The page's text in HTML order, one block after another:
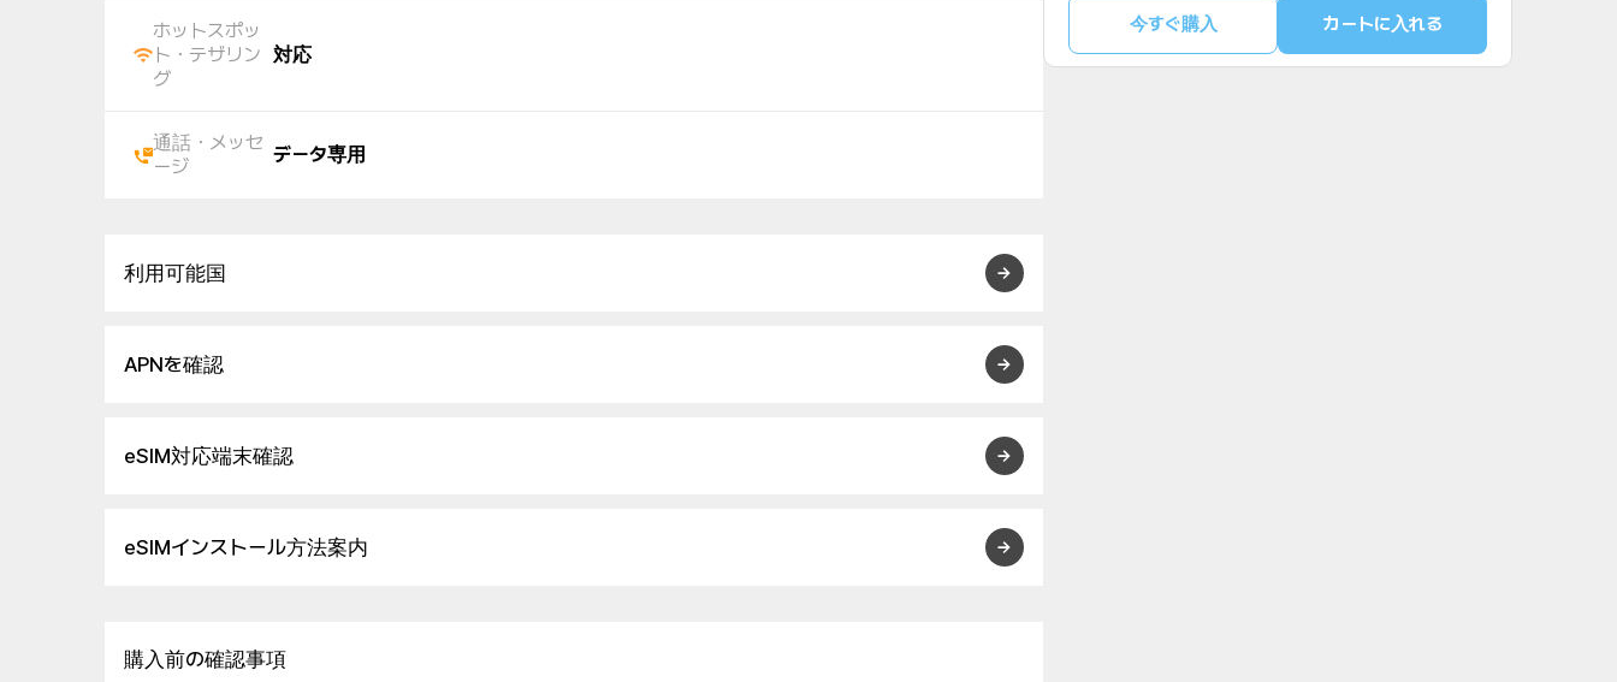
ホットスポッ
ト・テザリン
グ
対応
通話・メッセ
ージ
データ専用
利用可能国
APNを確認
eSIM対応端末確認
eSIMインストール方法案内
購入前の確認事項
今すぐ購入 カートに入れる